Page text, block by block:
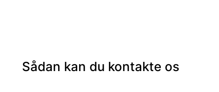
Sådan kan du kontakte os